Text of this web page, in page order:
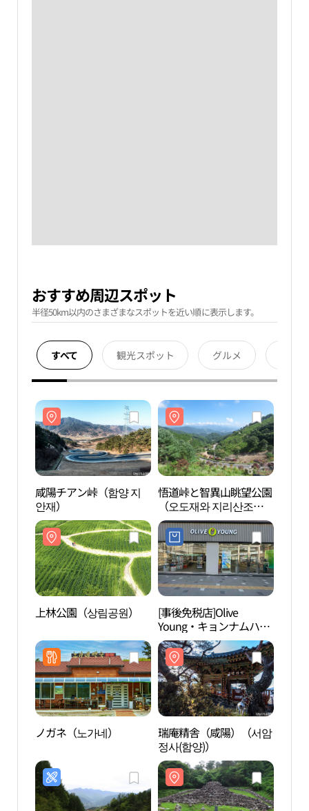
おすすめ周辺スポット
半径50km以内のさまざまなスポットを近い順に表示します。
すべて 観光スポット グルメ
咸陽チアン峠（함양 지
안재）
悟道峠と智異山眺望公園
（오도재와 지리산조망
공원）
上林公園（상림공원）
[事後免税店]Olive
Young・キョンナムハミ
ャン（慶南咸陽）店(올
리브영 경남함양점)
ノガネ（노가네）
瑞庵精舎（咸陽）（서암
정사(함양)）